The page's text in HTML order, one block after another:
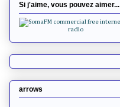
Si j'aime, vous pouvez aimer...
arrows